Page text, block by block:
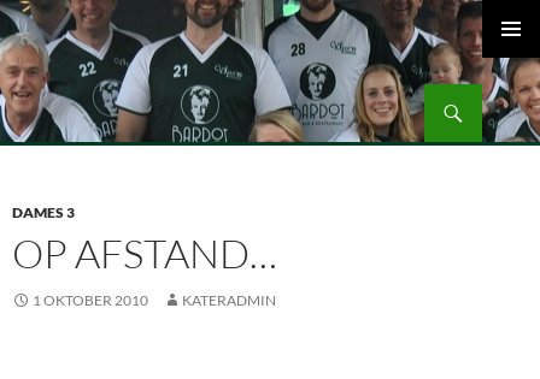
Ga
naar
de
inhoud
Volleybalvereniging Vips Bardot
Zoeken
MENU
DAMES 3
OP AFSTAND…
1 OKTOBER 2010 KATERADMIN